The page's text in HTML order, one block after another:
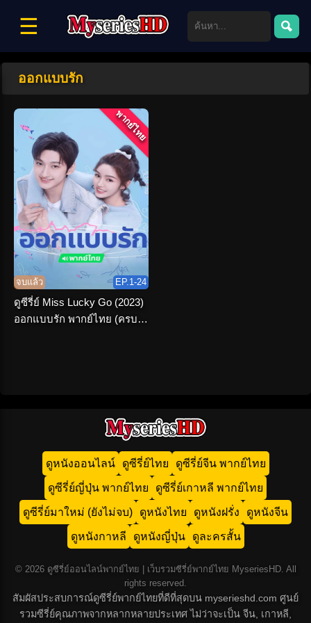
☰
ออกแบบรัก
จบแล้ว EP.1-24
พากย์ไทย
ดูซีรี่ย์ Miss Lucky Go (2023)
ออกแบบรัก พากย์ไทย (ครบ
ดูหนังออนไลน์ ดูซีรี่ย์ไทย ดูซีรี่ย์จีน พากย์ไทย
ดูซีรี่ย์ญี่ปุ่น พากย์ไทย ดูซีรี่ย์เกาหลี พากย์ไทย
ดูซีรี่ย์มาใหม่ (ยังไม่จบ) ดูหนังไทย ดูหนังฝรั่ง ดูหนังจีน
ดูหนังกาหลี ดูหนังญี่ปุ่น ดูละครสั้น
© 2026 ดูซีรี่ย์ออนไลน์พากย์ไทย | เว็บรวมซีรี่ย์พากย์ไทย MyseriesHD. All
rights reserved.
สัมผัสประสบการณ์ดูซีรี่ย์พากย์ไทยที่ดีที่สุดบน myserieshd.com ศูนย์
รวมซีรี่ย์คุณภาพจากหลากหลายประเทศ ไม่ว่าจะเป็น จีน, เกาหลี,